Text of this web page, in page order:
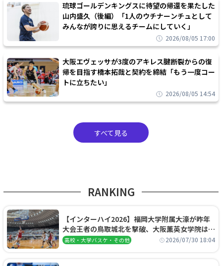
琉球ゴールデンキングスに待望の帰還を果たした
山内盛久（後編）「1人のウチナーンチュとして
みんなが誇りに思えるチームにしていく」
2026/08/05 17:00
大阪エヴェッサが3度のアキレス腱断裂からの復
帰を目指す橋本拓哉と契約を締結「もう一度コー
トに立ちたい」
2026/08/05 14:54
すべて見る
RANKING
【インターハイ2026】福岡大学附属大濠が昨年
大会王者の鳥取城北を撃破、大阪薫英女学院は岐
阜女子に完勝、大会3日目試合結果
高校・大学バスケ・その他 2026/07/30 18:04